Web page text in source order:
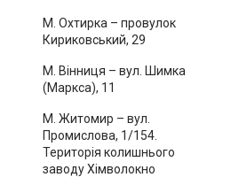
М. Охтирка – провулок
Кириковський, 29
М. Вінниця – вул. Шимка
(Маркса), 11
М. Житомир – вул.
Промислова, 1/154.
Територія колишнього
заводу Хімволокно